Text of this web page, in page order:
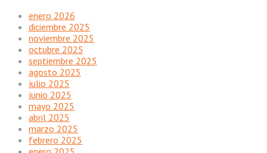
enero 2026
diciembre 2025
noviembre 2025
octubre 2025
septiembre 2025
agosto 2025
julio 2025
junio 2025
mayo 2025
abril 2025
marzo 2025
febrero 2025